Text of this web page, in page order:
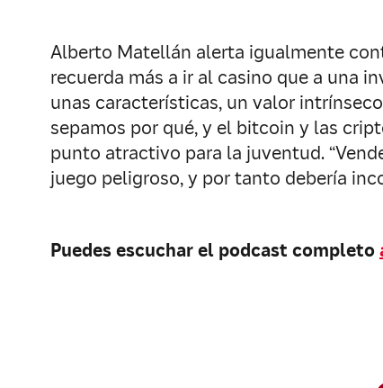
Alberto Matellán alerta igualmente
recuerda más a ir al casino que a una
unas características, un valor
sepamos por qué, y el bitcoin y las
punto atractivo para la juventud.
juego peligroso, y por tanto debería
Puedes escuchar el podcast completo